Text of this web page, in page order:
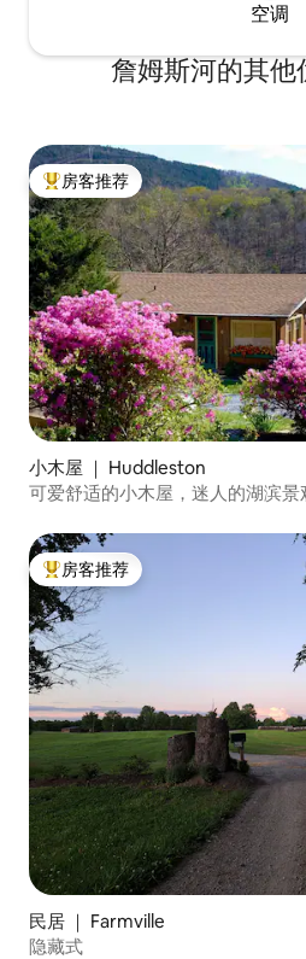
空调
詹姆斯河的其他
热门「房客推荐」
房客推荐
小木屋 ｜ Huddleston
可爱舒适的小木屋，迷人的湖滨景
热门「房客推荐」
房客推荐
民居 ｜ Farmville
隐藏式